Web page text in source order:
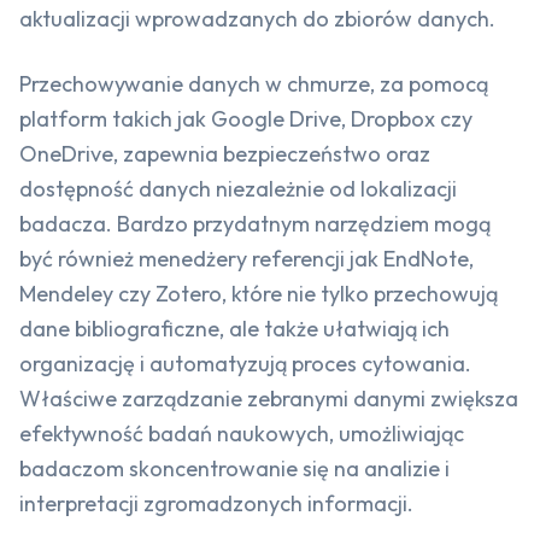
aktualizacji wprowadzanych do zbiorów danych.
Przechowywanie danych w chmurze, za pomocą
platform takich jak Google Drive, Dropbox czy
OneDrive, zapewnia bezpieczeństwo oraz
dostępność danych niezależnie od lokalizacji
badacza. Bardzo przydatnym narzędziem mogą
być również menedżery referencji jak EndNote,
Mendeley czy Zotero, które nie tylko przechowują
dane bibliograficzne, ale także ułatwiają ich
organizację i automatyzują proces cytowania.
Właściwe zarządzanie zebranymi danymi zwiększa
efektywność badań naukowych, umożliwiając
badaczom skoncentrowanie się na analizie i
interpretacji zgromadzonych informacji.